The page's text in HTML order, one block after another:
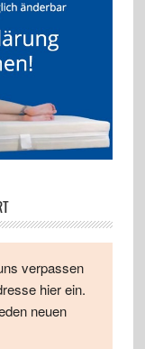
verpassen
hier ein.
neuen